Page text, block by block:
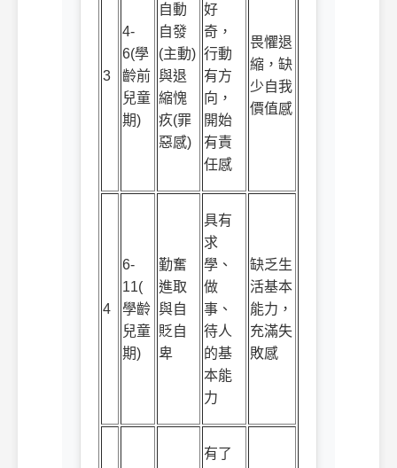
3
4-
6(學
齡前
兒童
期)
自動
自發
(主動)
與退
縮愧
疚(罪
惡感)
好
奇，
行動
有方
向，
開始
有責
任感
畏懼退
縮，缺
少自我
價值感
4
6-
11(
學齡
兒童
期)
勤奮
進取
與自
貶自
卑
具有
求
學、
做
事、
待人
的基
本能
力
缺乏生
活基本
能力，
充滿失
敗感
有了